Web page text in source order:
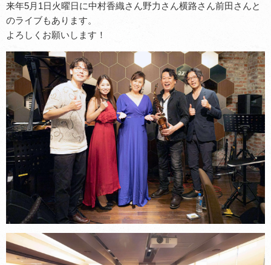
来年5月1日火曜日に中村香織さん野力さん横路さん前田さんと
のライブもあります。
よろしくお願いします！